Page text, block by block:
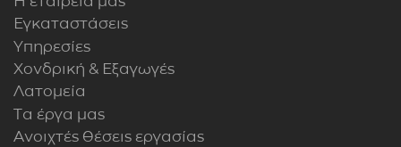
Εγκαταστάσεις
Υπηρεσίες
Χονδρική & Εξαγωγές
Λατομεία
Τα έργα μας
Ανοιχτές θέσεις εργασίας